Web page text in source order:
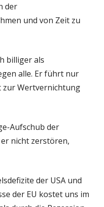
der
und von Zeit zu
billiger als
alle. Er führt nur
zur Wertvernichtung
Aufschub der
nicht zerstören,
der USA und
der EU kostet uns im